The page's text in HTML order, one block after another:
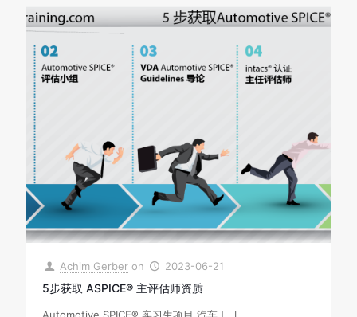
Achim Gerber on 2023-06-21
5步获取 ASPICE® 主评估师资质